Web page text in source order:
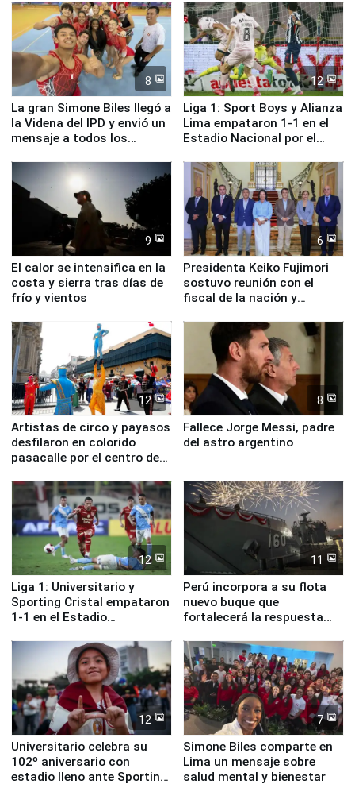
8
La gran Simone Biles llegó a
la Videna del IPD y envió un
mensaje a todos los
12
Liga 1: Sport Boys y Alianza
Lima empataron 1-1 en el
Estadio Nacional por el
9
El calor se intensifica en la
costa y sierra tras días de
frío y vientos
6
Presidenta Keiko Fujimori
sostuvo reunión con el
fiscal de la nación y
12
Artistas de circo y payasos
desfilaron en colorido
pasacalle por el centro de
8
Fallece Jorge Messi, padre
del astro argentino
12
Liga 1: Universitario y
Sporting Cristal empataron
1-1 en el Estadio
11
Perú incorpora a su flota
nuevo buque que
fortalecerá la respuesta
12
Universitario celebra su
102º aniversario con
estadio lleno ante Sporting
7
Simone Biles comparte en
Lima un mensaje sobre
salud mental y bienestar